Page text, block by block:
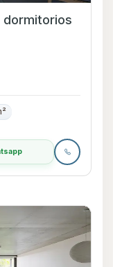
dormitorios